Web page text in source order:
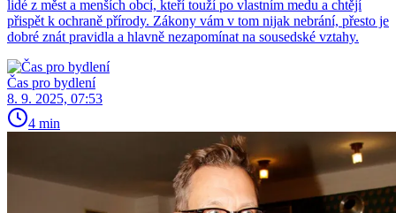
lidé z měst a menších obcí, kteří touží po vlastním medu a chtějí
přispět k ochraně přírody. Zákony vám v tom nijak nebrání, přesto je
dobré znát pravidla a hlavně nezapomínat na sousedské vztahy.
Čas pro bydlení
8. 9. 2025, 07:53
4 min